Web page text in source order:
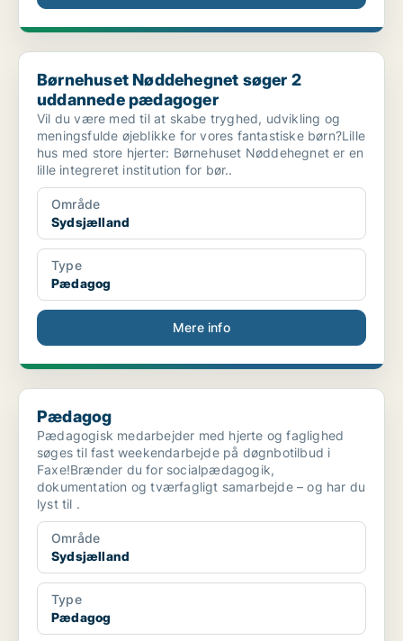
Børnehuset Nøddehegnet søger 2 uddannede pædagoger
Børnehuset Nøddehegnet søger 2
uddannede pædagoger
Vil du være med til at skabe tryghed, udvikling og
meningsfulde øjeblikke for vores fantastiske børn?Lille
hus med store hjerter: Børnehuset Nøddehegnet er en
lille integreret institution for bør..
Område
Sydsjælland
Type
Pædagog
Mere info
Pædagog
Pædagog
Pædagogisk medarbejder med hjerte og faglighed
søges til fast weekendarbejde på døgnbotilbud i
Faxe!Brænder du for socialpædagogik,
dokumentation og tværfagligt samarbejde – og har du
lyst til .
Område
Sydsjælland
Type
Pædagog